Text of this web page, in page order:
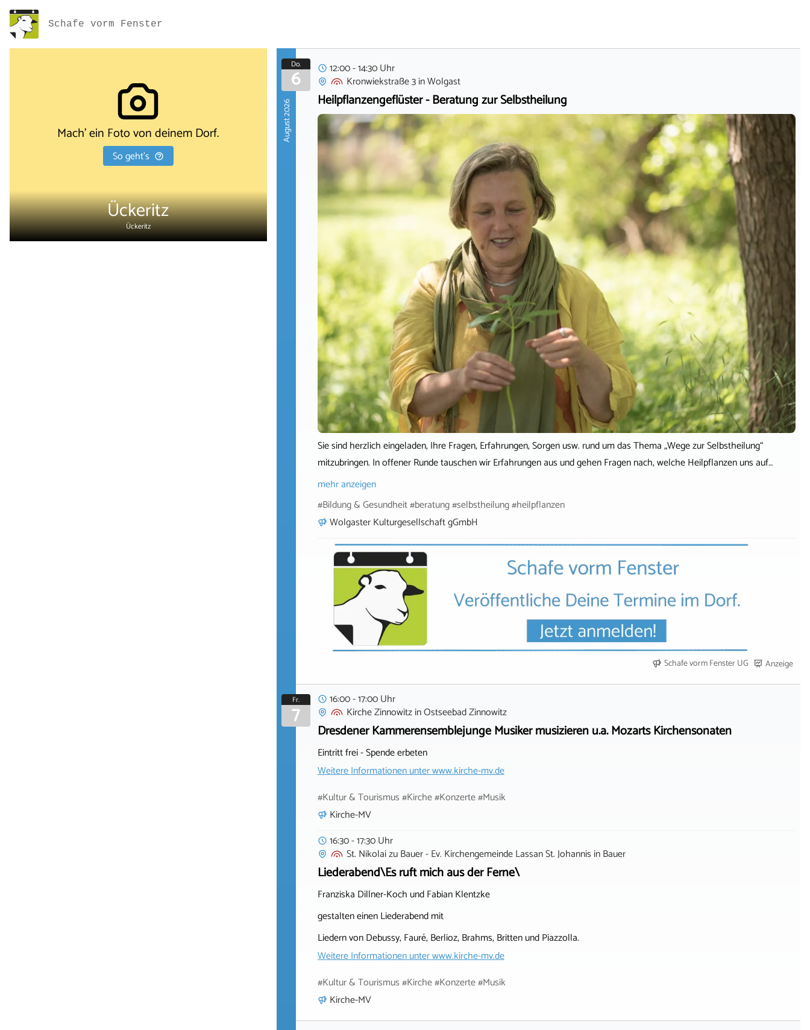
Schafe vorm Fenster
Mach' ein Foto von deinem Dorf.
So geht's
Ückeritz
Ückeritz
August 2026
Do.
6
12:00 - 14:30 Uhr
Kronwiekstraße 3inWolgast
Heilpflanzengeflüster - Beratung zur Selbstheilung
Sie sind herzlich eingeladen, Ihre Fragen, Erfahrungen, Sorgen usw. rund um das Thema „Wege zur Selbstheilung“
mitzubringen. In offener Runde tauschen wir Erfahrungen aus und gehen Fragen nach, welche Heilpflanzen uns auf…
mehr anzeigen
#Bildung & Gesundheit #beratung #selbstheilung #heilpflanzen
Wolgaster Kulturgesellschaft gGmbH
Schafe vorm Fenster UG Anzeige
Fr.
7
16:00 - 17:00 Uhr
Kirche ZinnowitzinOstseebad Zinnowitz
Dresdener Kammerensemblejunge Musiker musizieren u.a. Mozarts Kirchensonaten
Eintritt frei - Spende erbeten
Weitere Informationen unterwww.kirche-mv.de
#Kultur & Tourismus #Kirche #Konzerte #Musik
Kirche-MV
16:30 - 17:30 Uhr
St. Nikolai zu Bauer - Ev. Kirchengemeinde Lassan St. Johannis inBauer
Liederabend\Es ruft mich aus der Ferne\
Franziska Dillner-Koch und Fabian Klentzke
gestalten einen Liederabend mit
Liedern von Debussy, Fauré, Berlioz, Brahms, Britten und Piazzolla.
Weitere Informationen unterwww.kirche-mv.de
#Kultur & Tourismus #Kirche #Konzerte #Musik
Kirche-MV